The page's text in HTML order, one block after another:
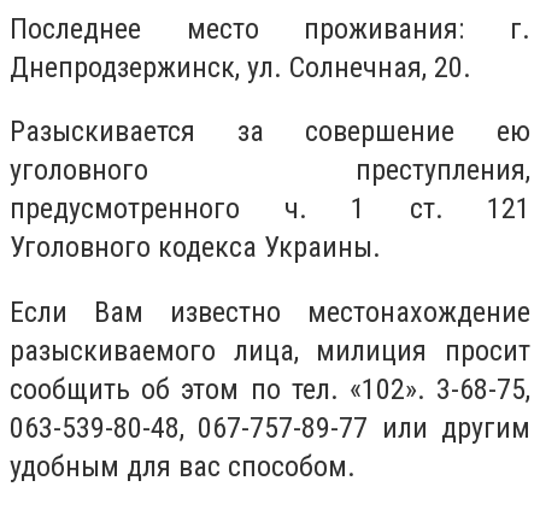
Последнее место проживания: г.
Днепродзержинск, ул. Солнечная, 20.
Разыскивается за совершение ею
уголовного преступления,
предусмотренного ч. 1 ст. 121
Уголовного кодекса Украины.
Если Вам известно местонахождение
разыскиваемого лица, милиция просит
сообщить об этом по тел. «102». 3-68-75,
063-539-80-48, 067-757-89-77 или другим
удобным для вас способом.